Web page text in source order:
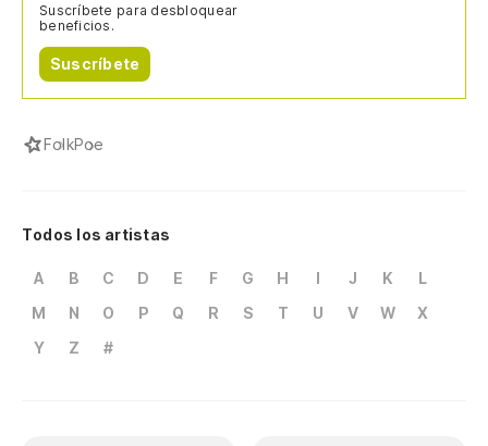
Suscríbete para desbloquear
beneficios.
Suscríbete
FolkPoe
Todos los artistas
A B C D E F G H I J K
L
M
N O P Q R S T U V W
X
Y
Z #